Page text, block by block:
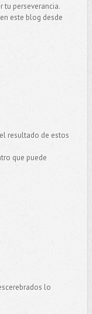
tu perseverancia.
este blog desde
resultado de estos
que puede
lo